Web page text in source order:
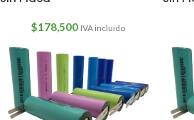
$178,500 IVA incluido